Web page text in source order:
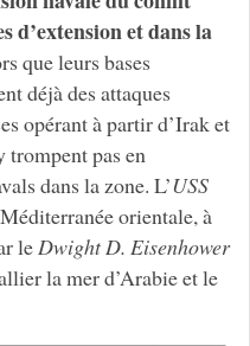
d’extension et dans la
que leurs bases
déjà des attaques
opérant à partir d’Irak et
trompent pas en
dans la zone. L’USS
orientale, à
le Dwight D. Eisenhower
la mer d’Arabie et le